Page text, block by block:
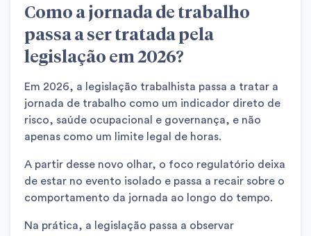
Como a jornada de trabalho
passa a ser tratada pela
legislação em 2026?
Em 2026, a legislação trabalhista passa a tratar a
jornada de trabalho como um indicador direto de
risco, saúde ocupacional e governança, e não
apenas como um limite legal de horas.
A partir desse novo olhar, o foco regulatório deixa
de estar no evento isolado e passa a recair sobre o
comportamento da jornada ao longo do tempo.
Na prática, a legislação passa a observar